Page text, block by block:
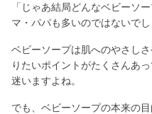
「じゃあ結局どんなベビーソ
マ・パパも多いのではないでし
ベビーソープは肌へのやさし
りたいポイントがたくさんあ
迷いますよね。
でも、ベビーソープの本来の